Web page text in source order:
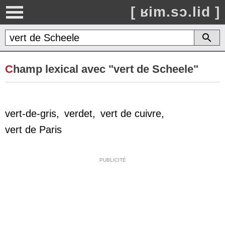
[ ʁim.sɔ.lid ]
Champ lexical avec "vert de Scheele"
vert-de-gris, verdet, vert de cuivre,
vert de Paris
PUBLICITÉ